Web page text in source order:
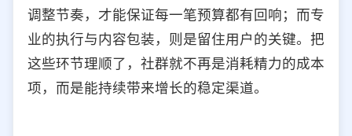
调整节奏，才能保证每一笔预算都有回响；而专
业的执行与内容包装，则是留住用户的关键。把
这些环节理顺了，社群就不再是消耗精力的成本
项，而是能持续带来增长的稳定渠道。